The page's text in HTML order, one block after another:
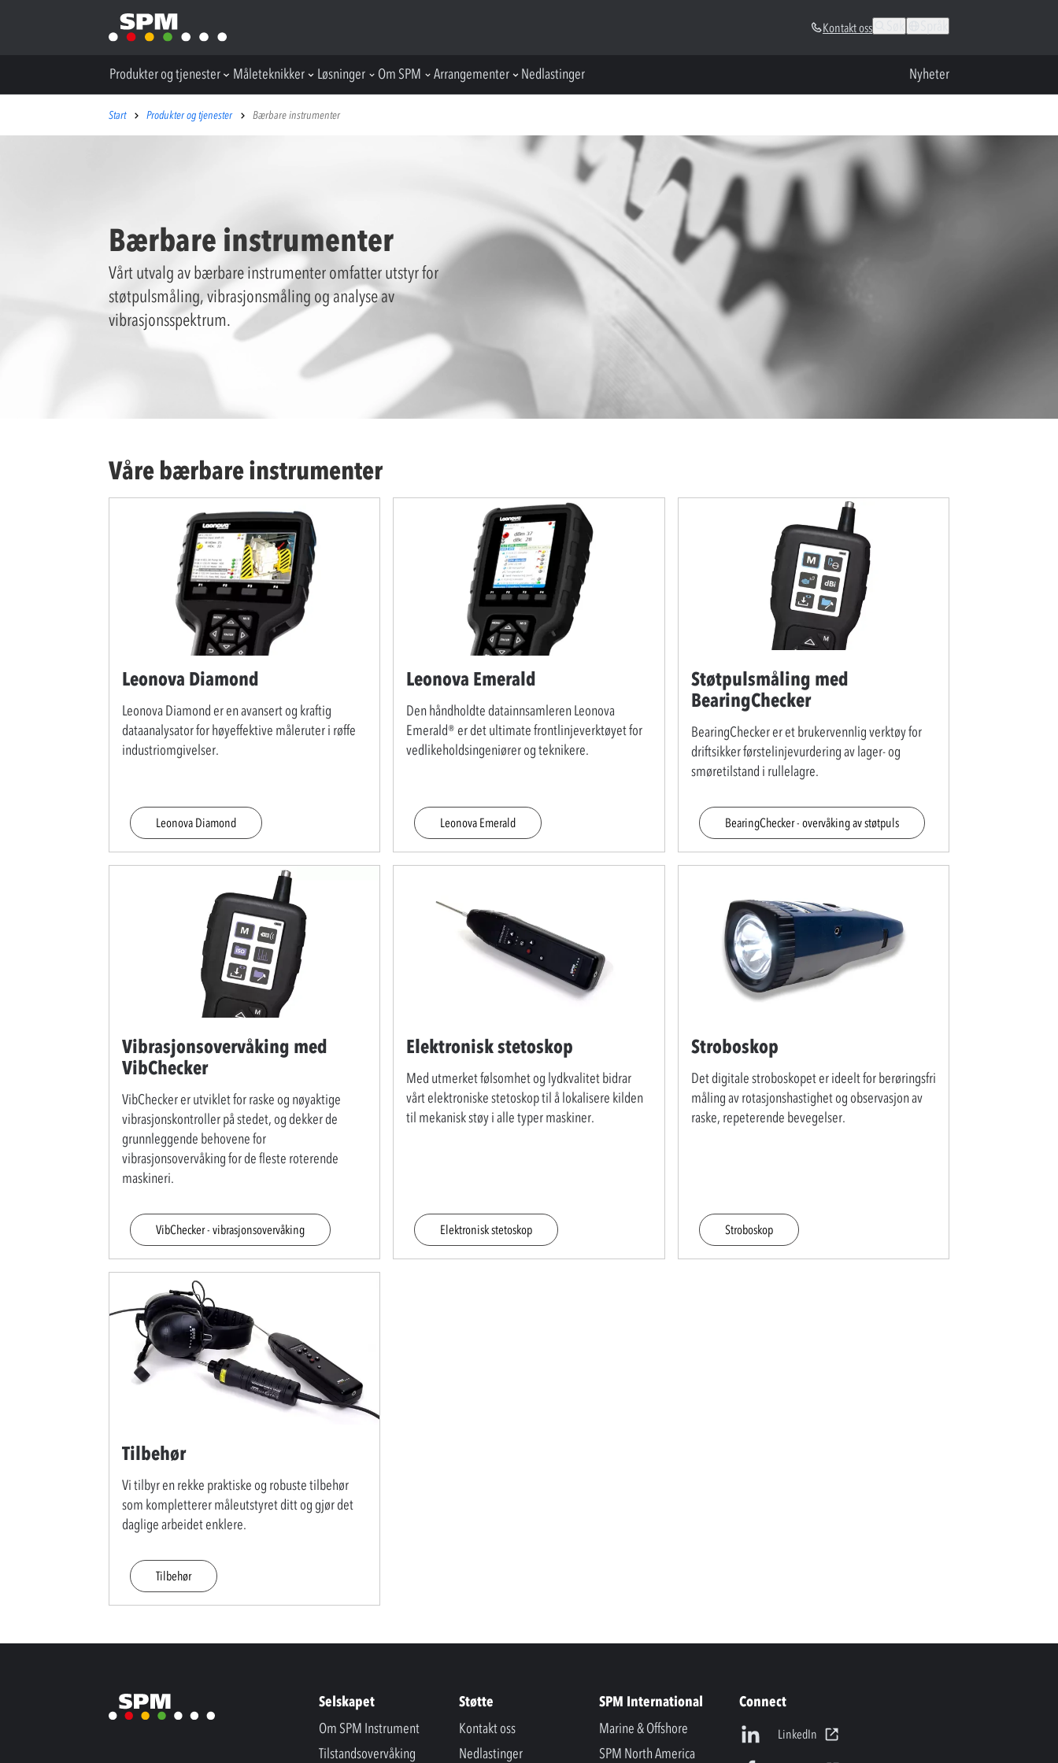
Kontakt oss
Produkter og tjenester Måleteknikker Løsninger Om SPM Arrangementer Nedlastinger Nyheter
Start Produkter og tjenester Bærbare instrumenter
Bærbare instrumenter
Vårt utvalg av bærbare instrumenter omfatter utstyr for
støtpulsmåling, vibrasjonsmåling og analyse av
vibrasjonsspektrum.
Våre bærbare instrumenter
Leonova Diamond
Leonova Diamond er en avansert og kraftig
dataanalysator for høyeffektive måleruter i røffe
industriomgivelser.
Leonova Diamond
Leonova Emerald
Den håndholdte datainnsamleren Leonova
Emerald® er det ultimate frontlinjeverktøyet for
vedlikeholdsingeniører og teknikere.
Leonova Emerald
Støtpulsmåling med
BearingChecker
BearingChecker er et brukervennlig verktøy for
driftsikker førstelinjevurdering av lager- og
smøretilstand i rullelagre.
BearingChecker - overvåking av støtpuls
Vibrasjonsovervåking med
VibChecker
VibChecker er utviklet for raske og nøyaktige
vibrasjonskontroller på stedet, og dekker de
grunnleggende behovene for
vibrasjonsovervåking for de fleste roterende
maskineri.
VibChecker - vibrasjonsovervåking
Elektronisk stetoskop
Med utmerket følsomhet og lydkvalitet bidrar
vårt elektroniske stetoskop til å lokalisere kilden
til mekanisk støy i alle typer maskiner.
Elektronisk stetoskop
Stroboskop
Det digitale stroboskopet er ideelt for berøringsfri
måling av rotasjonshastighet og observasjon av
raske, repeterende bevegelser.
Stroboskop
Tilbehør
Vi tilbyr en rekke praktiske og robuste tilbehør
som kompletterer måleutstyret ditt og gjør det
daglige arbeidet enklere.
Tilbehør
Selskapet
Om SPM Instrument
Tilstandsovervåking
Støtte
Kontakt oss
Nedlastinger
SPM International
Marine & Offshore
SPM North America
Connect
LinkedIn